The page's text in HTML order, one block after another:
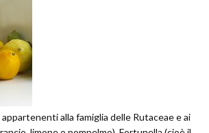
alla famiglia delle Rutaceae e ai